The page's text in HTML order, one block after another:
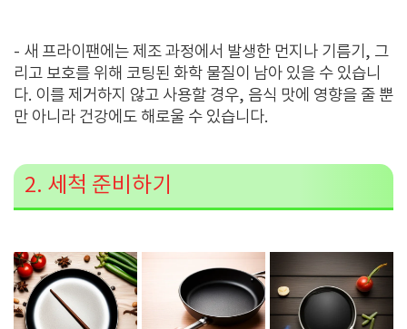
- 새 프라이팬에는 제조 과정에서 발생한 먼지나 기름기, 그
리고 보호를 위해 코팅된 화학 물질이 남아 있을 수 있습니
다. 이를 제거하지 않고 사용할 경우, 음식 맛에 영향을 줄 뿐
만 아니라 건강에도 해로울 수 있습니다.
2. 세척 준비하기